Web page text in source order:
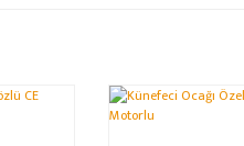
%24